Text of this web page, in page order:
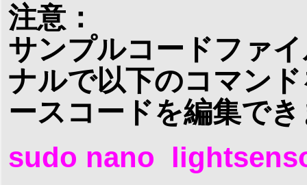
注意：
サンプルコードファ
ナルで以下のコマン
ースコードを編集で
sudo nano